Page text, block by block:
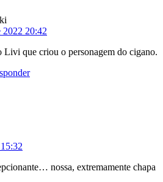
2022 20:42
Livi que criou o personagem do cigano.
nossa, extremamente chapa